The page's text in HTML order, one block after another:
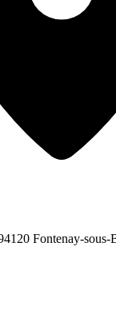
Fontenay-sous-